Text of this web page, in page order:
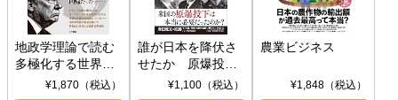
地政学理論で読む
多極化する世界：
トランプとBRICS
¥1,870（税込）
誰が日本を降伏さ
せたか 原爆投
下、ソ連参戦、そ
¥1,100（税込）
農業ビジネス
¥1,848（税込）